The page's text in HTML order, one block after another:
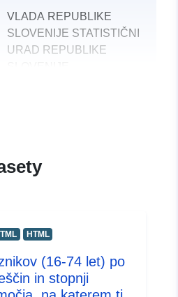
VLADA REPUBLIKE
SLOVENIJE STATISTIČNI
URAD REPUBLIKE
Aktualizované na základe
29 July 2026
HTML
(16-74 let) po
in stopnji